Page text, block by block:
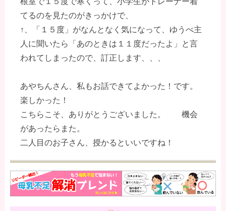
てるのを見たのがきっかけで、
↑、「１５度」がなんとなく気になって、ゆうべ主
人に聞いたら「あのときは１１度だったよ」と言
われてしまったので、訂正します、、、
あやちんさん、私もお話できてよかった！です。
楽しかった！
こちらこそ、ありがとうございました。 機会
があったらまた。
二人目のお子さん、授かるといいですね！